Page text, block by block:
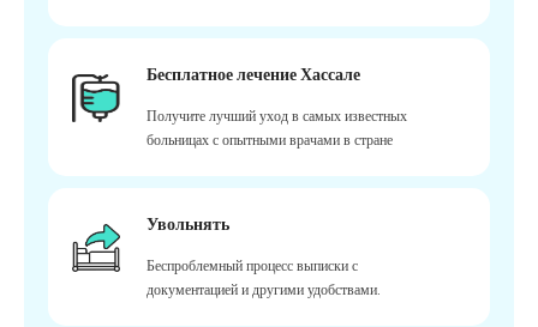
Бесплатное лечение Хассале
Получите лучший уход в самых известных
больницах с опытными врачами в стране
Увольнять
Беспроблемный процесс выписки с
документацией и другими удобствами.